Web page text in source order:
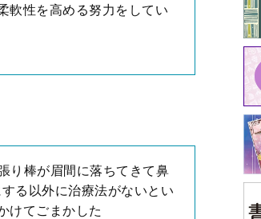
軟性を高める努力をしてい
り棒が眉間に落ちてきて鼻
る以外に治療法がないとい
けてごまかした